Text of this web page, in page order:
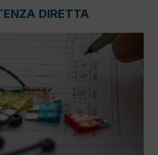
DIRETTA